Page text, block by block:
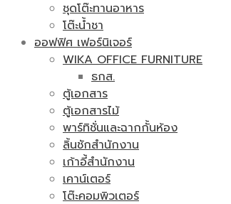
ชุดโต๊ะทานอาหาร
โต๊ะน้ำชา
ออฟฟิศ เฟอร์นิเจอร์
WIKA OFFICE FURNITURE
ธกส.
ตู้เอกสาร
ตู้เอกสารไม้
พาร์ทิชั่นและฉากกั้นห้อง
ลิ้นชักสำนักงาน
เก้าอี้สำนักงาน
เคาน์เตอร์
โต๊ะคอมพิวเตอร์